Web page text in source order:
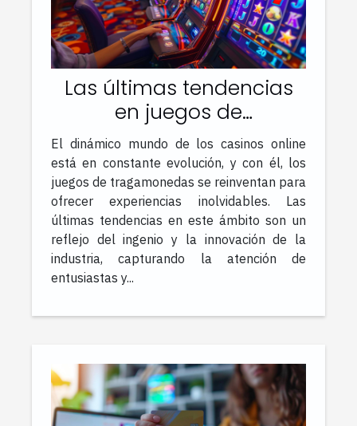
Las últimas tendencias
en juegos de
tragamonedas en el
mercado de casinos
online
El dinámico mundo de los casinos online
está en constante evolución, y con él, los
juegos de tragamonedas se reinventan para
ofrecer experiencias inolvidables. Las
últimas tendencias en este ámbito son un
reflejo del ingenio y la innovación de la
industria, capturando la atención de
entusiastas y...